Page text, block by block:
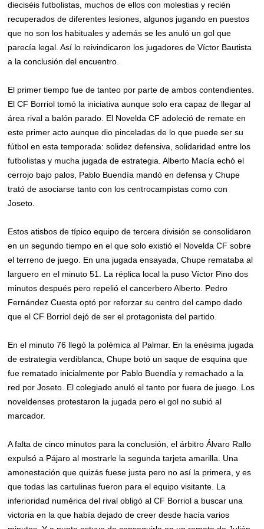
dieciséis futbolistas, muchos de ellos con molestias y recién
recuperados de diferentes lesiones, algunos jugando en puestos
que no son los habituales y además se les anuló un gol que
parecía legal. Así lo reivindicaron los jugadores de Víctor Bautista
a la conclusión del encuentro.
El primer tiempo fue de tanteo por parte de ambos contendientes.
El CF Borriol tomó la iniciativa aunque solo era capaz de llegar al
área rival a balón parado. El Novelda CF adoleció de remate en
este primer acto aunque dio pinceladas de lo que puede ser su
fútbol en esta temporada: solidez defensiva, solidaridad entre los
futbolistas y mucha jugada de estrategia. Alberto Macía echó el
cerrojo bajo palos, Pablo Buendía mandó en defensa y Chupe
trató de asociarse tanto con los centrocampistas como con
Joseto.
Estos atisbos de típico equipo de tercera división se consolidaron
en un segundo tiempo en el que solo existió el Novelda CF sobre
el terreno de juego. En una jugada ensayada, Chupe remataba al
larguero en el minuto 51. La réplica local la puso Víctor Pino dos
minutos después pero repelió el cancerbero Alberto. Pedro
Fernández Cuesta optó por reforzar su centro del campo dado
que el CF Borriol dejó de ser el protagonista del partido.
En el minuto 76 llegó la polémica al Palmar. En la enésima jugada
de estrategia verdiblanca, Chupe botó un saque de esquina que
fue rematado inicialmente por Pablo Buendía y remachado a la
red por Joseto. El colegiado anuló el tanto por fuera de juego. Los
noveldenses protestaron la jugada pero el gol no subió al
marcador.
A falta de cinco minutos para la conclusión, el árbitro Álvaro Rallo
expulsó a Pájaro al mostrarle la segunda tarjeta amarilla. Una
amonestación que quizás fuese justa pero no así la primera, y es
que todas las cartulinas fueron para el equipo visitante. La
inferioridad numérica del rival obligó al CF Borriol a buscar una
victoria en la que había dejado de creer desde hacía varios